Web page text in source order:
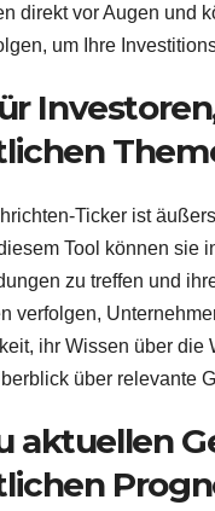
direkt vor Augen und
um Ihre
Ticker ist
Tool können
zu treffen und
verfolgen,
ihr Wissen über die
über relevante
aktuellen